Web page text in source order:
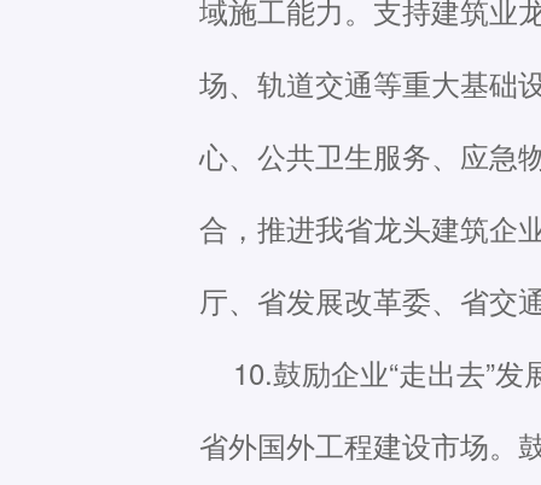
域施工能力。支持建筑业
场、轨道交通等重大基础
心、公共卫生服务、应急
合，推进我省龙头建筑企
厅、省发展改革委、省交
10.鼓励企业“走出去”
省外国外工程建设市场。